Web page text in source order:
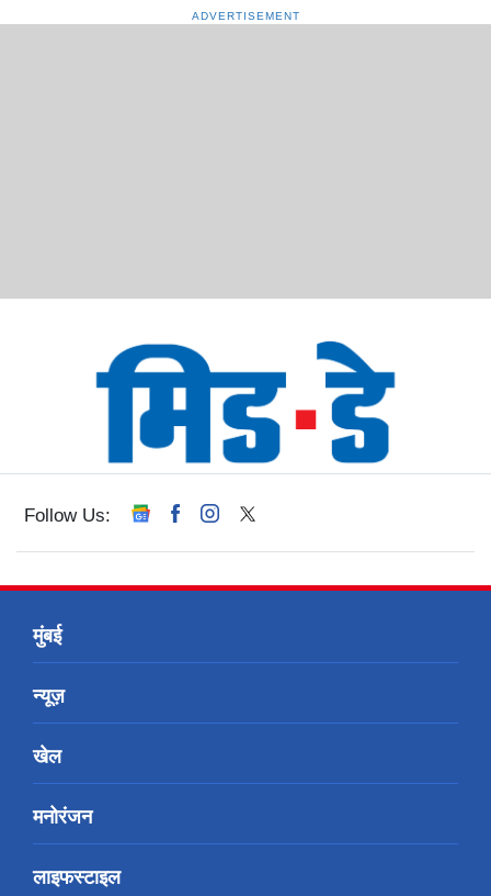
ADVERTISEMENT
Follow Us:
मुंबई
न्यूज़
खेल
मनोरंजन
लाइफस्टाइल